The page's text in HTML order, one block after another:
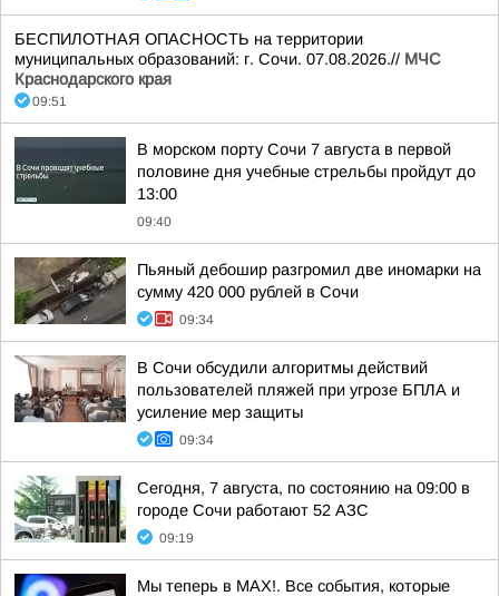
БЕСПИЛОТНАЯ ОПАСНОСТЬ на территории
муниципальных образований: г. Сочи. 07.08.2026.// МЧС
Краснодарского края
09:51
В морском порту Сочи 7 августа в первой
половине дня учебные стрельбы пройдут до
13:00
09:40
Пьяный дебошир разгромил две иномарки на
сумму 420 000 рублей в Сочи
09:34
В Сочи обсудили алгоритмы действий
пользователей пляжей при угрозе БПЛА и
усиление мер защиты
09:34
Сегодня, 7 августа, по состоянию на 09:00 в
городе Сочи работают 52 АЗС
09:19
Мы теперь в MAX!. Все события, которые